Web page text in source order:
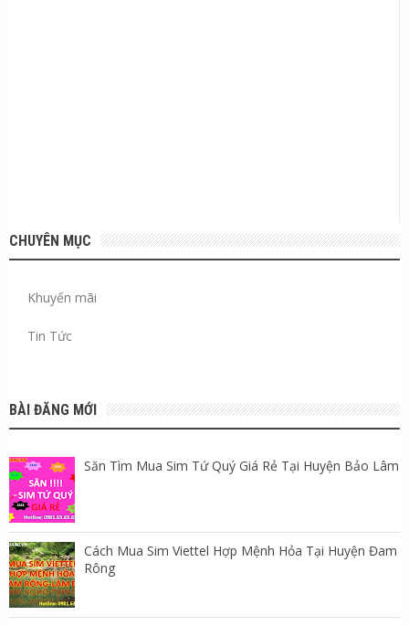
CHUYÊN MỤC
Khuyến mãi
Tin Tức
BÀI ĐĂNG MỚI
Săn Tìm Mua Sim Tứ Quý Giá Rẻ Tại Huyện Bảo Lâm
Cách Mua Sim Viettel Hợp Mệnh Hỏa Tại Huyện Đam
Rông